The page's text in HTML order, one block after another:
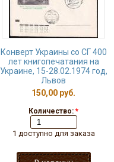
Конверт Украины со СГ 400
лет книгопечатания на
Украине, 15-28.02.1974 год,
Львов
150,00 руб.
Количество: *
1 доступно для заказа